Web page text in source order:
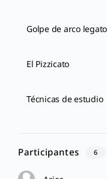
Golpe de arco legato
El Pizzicato
Técnicas de estudio
Participantes 6